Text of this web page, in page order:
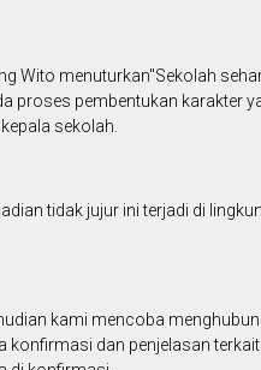
Wito menuturkan"Sekolah
proses pembentukan karakter
sekolah.
tidak jujur ini terjadi di
kami mencoba
konfirmasi dan penjelasan